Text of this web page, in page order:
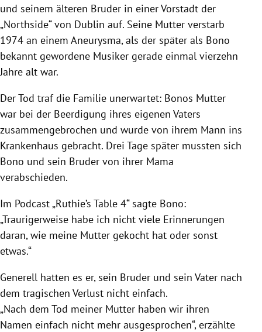
und seinem älteren Bruder in einer Vorstadt der
„Northside“ von Dublin auf. Seine Mutter verstarb
1974 an einem Aneurysma, als der später als Bono
bekannt gewordene Musiker gerade einmal vierzehn
Jahre alt war.
Der Tod traf die Familie unerwartet: Bonos Mutter
war bei der Beerdigung ihres eigenen Vaters
zusammengebrochen und wurde von ihrem Mann ins
Krankenhaus gebracht. Drei Tage später mussten sich
Bono und sein Bruder von ihrer Mama
verabschieden.
Im Podcast „Ruthie’s Table 4“ sagte Bono:
„Traurigerweise habe ich nicht viele Erinnerungen
daran, wie meine Mutter gekocht hat oder sonst
etwas.“
Generell hatten es er, sein Bruder und sein Vater nach
dem tragischen Verlust nicht einfach.
„Nach dem Tod meiner Mutter haben wir ihren
Namen einfach nicht mehr ausgesprochen“, erzählte